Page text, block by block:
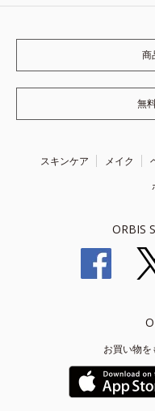
商
無
スキンケア メイク
ORBIS
お買い物を